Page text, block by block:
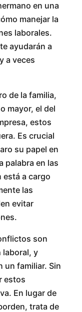
en una
manejar la
laborales.
ayudarán a
a veces
de la familia,
mayor, el del
estos
Es crucial
su papel en
palabra en las
está a cargo
las
evitar
son
laboral, y
un familiar. Sin
estos
En lugar de
trata de